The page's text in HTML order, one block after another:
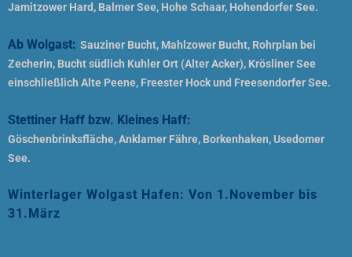
Jamitzower Hard, Balmer See, Hohe Schaar, Hohendorfer See.
Ab Wolgast: Sauziner Bucht, Mahlzower Bucht, Rohrplan bei
Zecherin, Bucht südlich Kuhler Ort (Alter Acker), Krösliner See
einschließlich Alte Peene, Freester Hock und Freesendorfer See.
Stettiner Haff bzw. Kleines Haff:
Göschenbrinksfläche, Anklamer Fähre, Borkenhaken, Usedomer
See.
Winterlager Wolgast Hafen: Von 1.November bis
31.März